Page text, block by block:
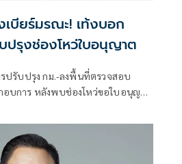
เบียร์มรณะ! เท้งบอก
รุงช่องโหว่ใบอนุญาต
ปรับปรุง กม.-ลงพื้นที่ตรวจสอบ
บการ หลังพบช่องโหว่ขอใบอนุญาต